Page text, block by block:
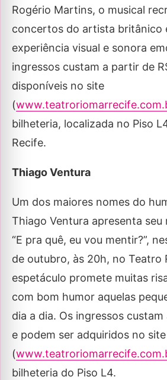
Rogério Martins, o musical
concertos do artista britânico
experiência visual e sonora
ingressos custam a partir de
disponíveis no site
(
bilheteria, localizada no Piso
Recife.
Thiago Ventura
Um dos maiores nomes do
Thiago Ventura apresenta
“E pra quê, eu vou mentir?”,
de outubro, às 20h, no Teatro
espetáculo promete muitas
com bom humor aquelas
dia a dia. Os ingressos
e podem ser adquiridos no
(
bilheteria do Piso L4.